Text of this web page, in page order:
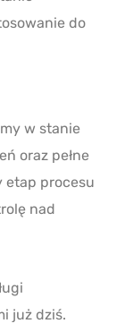
do
w stanie
oraz pełne
etap procesu
nad
już dziś.